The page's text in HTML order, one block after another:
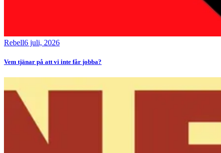
Rebell6 juli, 2026
Vem tjänar på att vi inte får jobba?